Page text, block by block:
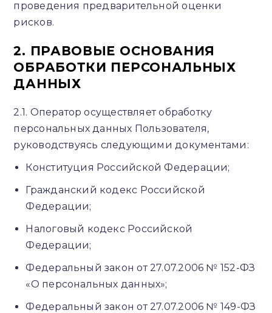
проведения предварительной оценки
рисков.
2. ПРАВОВЫЕ ОСНОВАНИЯ
ОБРАБОТКИ ПЕРСОНАЛЬНЫХ
ДАННЫХ
2.1. Оператор осуществляет обработку
персональных данных Пользователя,
руководствуясь следующими документами:
Конституция Российской Федерации;
Гражданский кодекс Российской
Федерации;
Налоговый кодекс Российской
Федерации;
Федеральный закон от 27.07.2006 № 152-ФЗ
«О персональных данных»;
Федеральный закон от 27.07.2006 № 149-ФЗ